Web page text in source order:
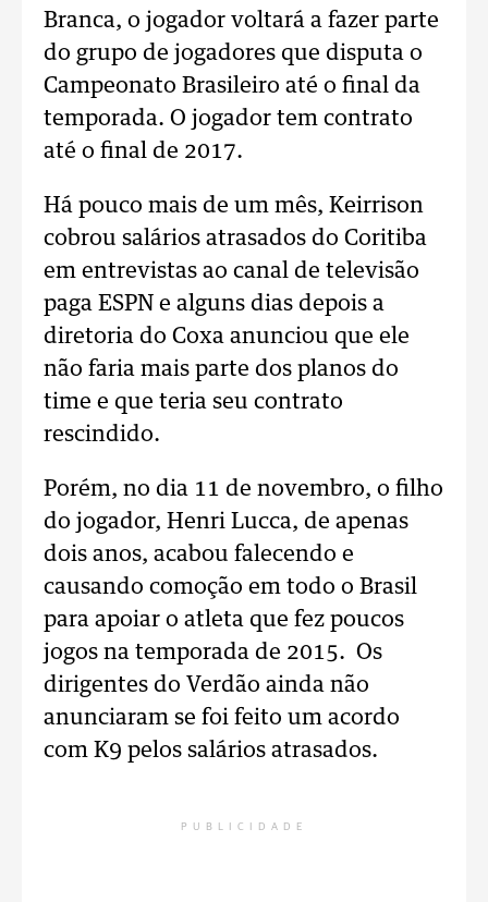
Branca, o jogador voltará a fazer parte
do grupo de jogadores que disputa o
Campeonato Brasileiro até o final da
temporada. O jogador tem contrato
até o final de 2017.
Há pouco mais de um mês, Keirrison
cobrou salários atrasados do Coritiba
em entrevistas ao canal de televisão
paga ESPN e alguns dias depois a
diretoria do Coxa anunciou que ele
não faria mais parte dos planos do
time e que teria seu contrato
rescindido.
Porém, no dia 11 de novembro, o filho
do jogador, Henri Lucca, de apenas
dois anos, acabou falecendo e
causando comoção em todo o Brasil
para apoiar o atleta que fez poucos
jogos na temporada de 2015. Os
dirigentes do Verdão ainda não
anunciaram se foi feito um acordo
com K9 pelos salários atrasados.
PUBLICIDADE